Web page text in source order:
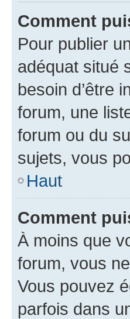
Comment
Pour publier
adéquat situé
besoin d’être
forum, une
forum ou du
sujets, vous
Haut
Comment
À moins que
forum, vous
Vous pouvez
parfois dans